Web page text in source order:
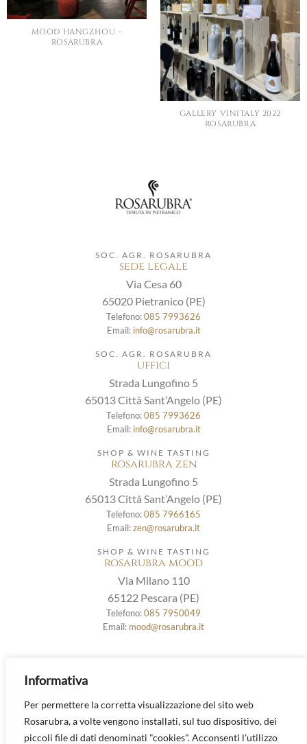
Informativa
Per permettere la corretta visualizzazione del sito web
Rosarubra, a volte vengono installati, sul tuo dispositivo, dei
piccoli file di dati denominati "cookies". Acconsenti l'utilizzo
MOOD HANGZHOU –
ROSARUBRA
GALLERY VINITALY 2022
ROSARUBRA
SOC. AGR. ROSARUBRA
sede legale
Via Cesa 60
65020 Pietranico (PE)
Telefono:085 7993626
Email: info@rosarubra.it
SOC. AGR. ROSARUBRA
uffici
Strada Lungofino 5
65013 Città Sant’Angelo (PE)
Telefono:085 7993626
Email: info@rosarubra.it
SHOP & WINE TASTING
rosarubra zen
Strada Lungofino 5
65013 Città Sant’Angelo (PE)
Telefono:085 7966165
Email:zen@rosarubra.it
SHOP & WINE TASTING
rosarubra mood
Via Milano 110
65122 Pescara (PE)
Telefono:085 7950049
Email: mood@rosarubra.it
Biodiversità|
|Vini|Contatti